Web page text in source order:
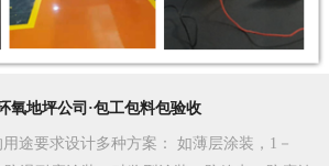
氧地坪公司·包工包料包验收
途要求设计多种方案 ： 如薄层涂装，1－